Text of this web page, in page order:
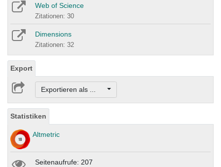
Web of Science
Zitationen: 30
Dimensions
Zitationen: 32
Export
Exportieren als ...
Statistiken
Altmetric
Seitenaufrufe: 207